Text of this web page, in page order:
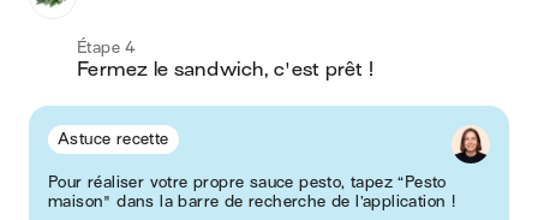
Étape 4
Fermez le sandwich, c'est prêt !
Astuce recette
Pour réaliser votre propre sauce pesto, tapez “Pesto
maison" dans la barre de recherche de l’application !